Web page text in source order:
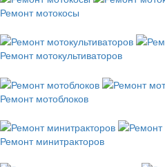
Ремонт мотокосы
Ремонт мотокультиваторов
Ремонт мотоблоков
Ремонт минитракторов